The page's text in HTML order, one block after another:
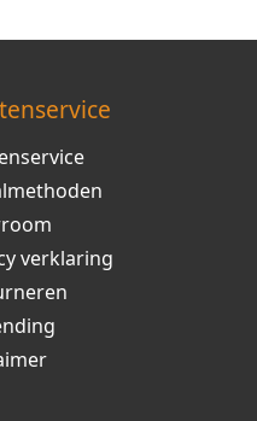
verklaring